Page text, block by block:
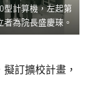
型計算機，左起第
者為院長盛慶琜。
訂擴校計畫，